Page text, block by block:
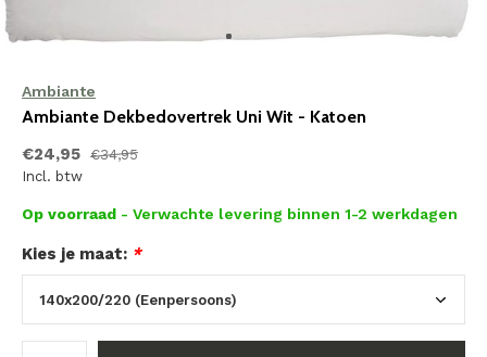
Ambiante
Ambiante Dekbedovertrek Uni Wit - Katoen
€24,95 €34,95
Incl. btw
Op voorraad - Verwachte levering binnen 1-2 werkdagen
Kies je maat: *